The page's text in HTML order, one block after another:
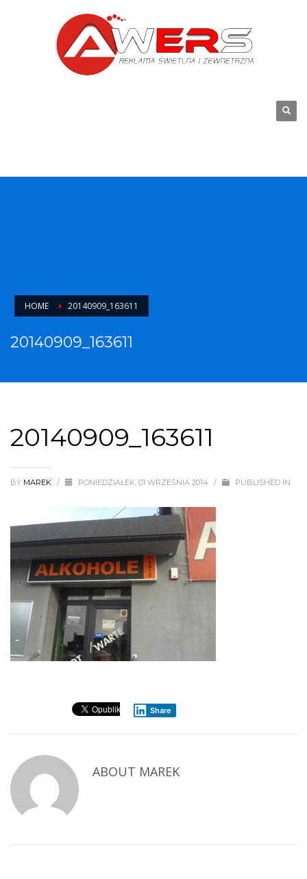
HOME 20140909_163611
20140909_163611
20140909_163611
BY MAREK / PONIEDZIAŁEK, 01 WRZEŚNIA 2014 / PUBLISHED IN
Share
ABOUT MAREK